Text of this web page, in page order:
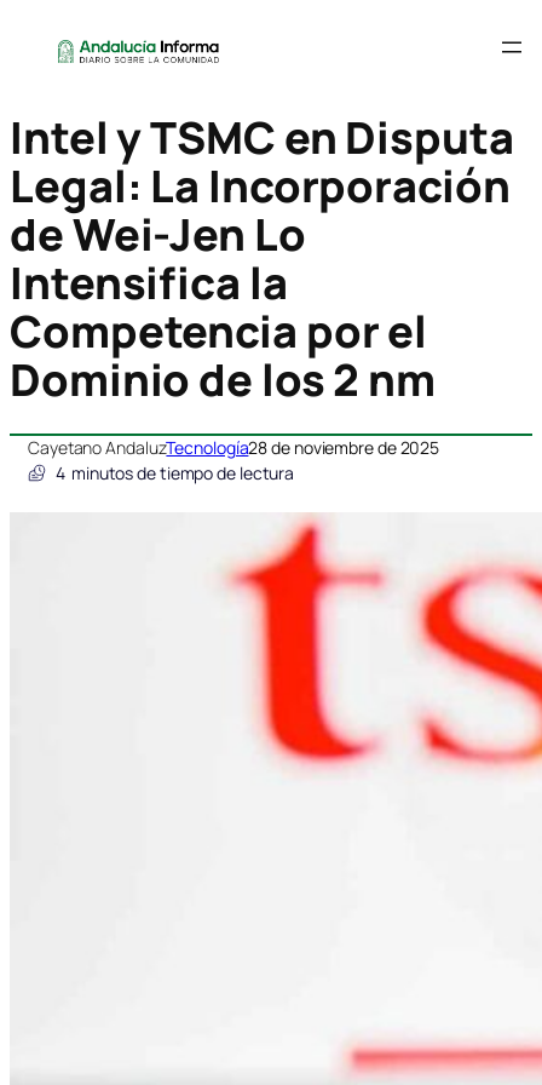
Intel y TSMC en Disputa
Legal: La Incorporación
de Wei-Jen Lo
Intensifica la
Competencia por el
Dominio de los 2 nm
Cayetano AndaluzTecnología28 de noviembre de 2025
4 minutos de tiempo de lectura